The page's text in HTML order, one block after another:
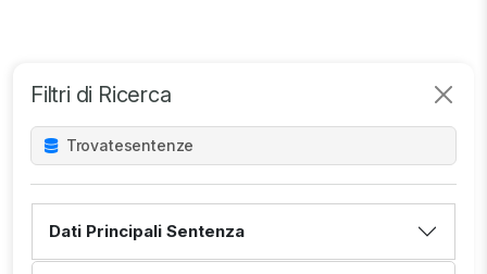
Filtri di Ricerca
Trovatesentenze
Dati Principali Sentenza